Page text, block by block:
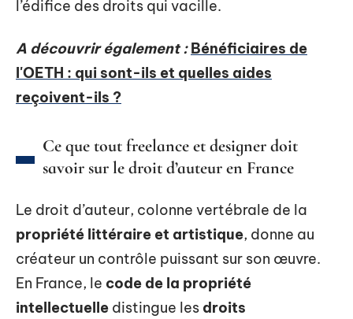
l’édifice des droits qui vacille.
A découvrir également : Bénéficiaires de
l'OETH : qui sont-ils et quelles aides
reçoivent-ils ?
Ce que tout freelance et designer doit
savoir sur le droit d’auteur en France
Le droit d’auteur, colonne vertébrale de la
propriété littéraire et artistique, donne au
créateur un contrôle puissant sur son œuvre.
En France, le code de la propriété
intellectuelle distingue les droits